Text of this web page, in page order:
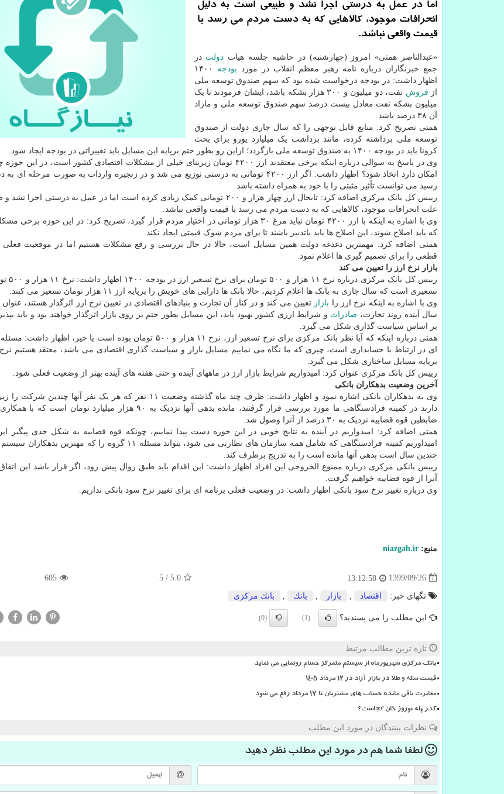
اما در عمل به درستی اجرا نشد و طبیعی است به دلیل
انحرافات موجود، کالاهایی که به دست مردم می رسد با
قیمت واقعی نباشد.
«عبدالناصر همتی» امروز (چهارشنبه) در حاشیه جلسه هیات دولت در
جمع خبرنگاران درباره نامه رهبر معظم انقلاب در مورد بودجه
۱۴۰۰
اظهار داشت: در بودجه درخواست شده بود که سهم صندوق توسعه ملی
از فروش
نفت، دو میلیون و ۳۰۰ هزار بشکه باشد، ایشان فرمودند تا یک
میلیون بشکه نفت معادل بیست درصد سهم صندوق توسعه ملی و مازاد
آن ۳۸ درصد باشد.
همتی تصریح کرد: منابع قابل توجهی را که سال جاری دولت از صندوق
توسعه ملی برداشته کرده، مانند برداشت یک میلیارد یورو برای بحث
کرونا باید در بودجه ۱۴۰۰ به صندوق توسعه ملی بازگردد؛ ازاین رو بطور حتم برپایه این مسایل باید تغییراتی در بودجه ایجاد شود.
وی در پاسخ به سوالی درباره اینکه برخی معتقدند ارز ۴۲۰۰ تومان زیربنای خیلی از مشکلات اقتصادی کشور است،
امکان دارد اتخاذ شود؟ اظهار داشت: اگر ارز ۴۲۰۰ تومانی به درستی توزیع می شد و در زنجیره واردات به صورت
رسید می توانست تأثیر مثبتی را با خود به همراه داشته باشد.
رییس کل بانک مرکزی اضافه کرد: تابحال ارز چهار هزار و ۲۰۰ تومانی کمک زیادی کرده است اما در عمل به
علت انحرافات موجود، کالاهایی که به دست مردم می رسد با قیمت واقعی نباشد.
وی با اشاره به اینکه با ارز ۴۲۰۰ تومان نباید مرغ ۳۰ هزار تومانی در اختیار مردم قرار گیرد، تصریح کرد: در این حوزه
که باید اصلاح شوند، این اصلاح ها باید باتدبیر باشند تا برای مردم شوک قیمتی ایجاد نکند.
همتی اضافه کرد: مهمترین دغدغه دولت همین مسایل است، حالا در حال بررسی و رفع مشکلات هستیم اما در موقعیت فعلی
قطعی را برای تصمیم گیری ها اعلام نمود.
بازار نرخ ارز را تعیین می کند
رییس کل بانک
تسعیری است که سال جاری به بانک ها اعلام کردیم، حالا بانک ها دارایی های خویش را برپایه ارز ۱۱ هزار تومان تسعیر می کنند.
وی با اشاره به اینکه نرخ ارز را بازار تعیین می کند و در کنار آن تجارت و بنیادهای اقتصادی در تعیین نرخ ارز اثرگذار هستند، عنوان
سال آینده روند تجارت، صادرات و شرایط ارزی کشور بهبود یابد، این مسایل بطور حتم بر روی بازار اثرگذار خواهند بود و باید
بر اساس سیاست گذاری شکل می گیرد.
همتی درباره اینکه که آیا نظر بانک مرکزی برای نرخ تسعیر ارز، نرخ ۱۱ هزار و ۵۰۰ تومان بوده است یا
ای در ارتباط با حسابداری است، چیزی که ما نگاه می نماییم مسایل بازار و سیاست گذاری اقتصادی می باشد، معتقد هستیم نرخ
برپایه مسایل ساختاری شکل می گیرد.
رییس کل بانک مرکزی عنوان کرد: امیدواریم شرایط بازار ارز در ماههای آینده و حتی هفته های آینده بهتر از وضعیت فعلی شود.
آخرین وضعیت بدهکاران بانکی
وی به بدهکاران بانکی اشاره نمود و اظهار داشت: ظرف چند ماه گذشته وضعیت ۱۱ نفر که هر یک نفر
دارند در کمیته فرادستگاهی ما مورد بررسی قرار گرفتند، مانده بدهی آنها نزدیک به ۹۰ هزار
ضابطین قوه قضاییه نزدیک به ۳۰ درصد از آنرا وصول شد.
همتی اضافه کرد: امیدواریم در آینده به نتایج خوبی در این حوزه دست پیدا نماییم، چونکه قوه قضاییه به شکل جدی پیگیر
امیداوریم کمیته فرادستگاهی که شامل همه سازمان های نظارتی می شود، بتواند مسئله ۱۱ گروه را
چندین سال است بدهی آنها مانده است را به تدریج برطرف کند.
رییس بانکی مرکزی درباره ممنوع الخروجی این افراد اظهار داشت: این اقدام باید طبق روال پیش رود، اگر قرار باشد این
آنرا از قوه قضاییه خواهیم گرفت.
وی درباره تغییر نرخ سود بانکی اظهار داشت: در وضعیت فعلی برنامه ای برای تغییر نرخ سود بانکی نداریم.
منبع: niazgah.ir
1399/09/26
13:12:58
5.0
/
5
605
تگهای خبر: اقتصاد بازار بانك بانك مركزی
این مطلب را می پسندید؟ (1)
(0)
تازه ترین مطالب مرتبط
بانک مرکزی شهریورماه از سیستم متمرکز حسام رونمایی می نماید
قیمت سکه و طلا در بازار آزاد در ۱۲ مرداد ۱۴۰۵
مغایرت باقی مانده حساب های مشتریان تا 17 مرداد رفع می شود
گذر پله نوروز خان کجاست؟
نظرات بینندگان در مورد این مطلب
لطفا شما همدر مورد این مطلب نظر دهید